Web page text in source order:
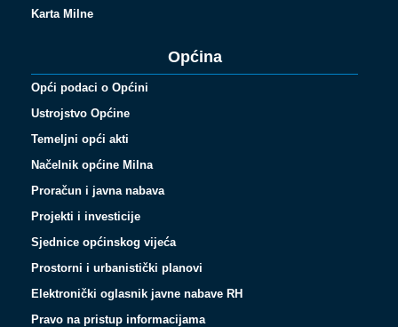
Karta Milne
Općina
Opći podaci o Općini
Ustrojstvo Općine
Temeljni opći akti
Načelnik općine Milna
Proračun i javna nabava
Projekti i investicije
Sjednice općinskog vijeća
Prostorni i urbanistički planovi
Elektronički oglasnik javne nabave RH
Pravo na pristup informacijama